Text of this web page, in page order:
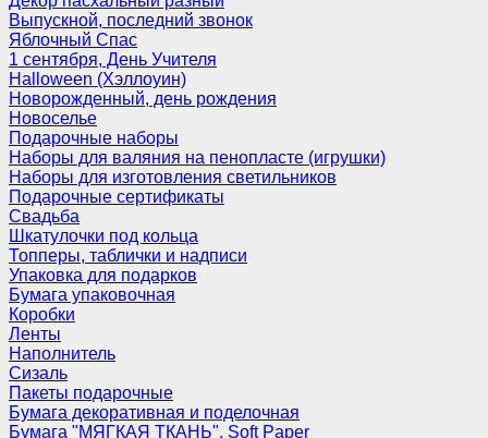
Выпускной, последний звонок
Яблочный Спас
1 сентября, День Учителя
Halloween (Хэллоуин)
Новорожденный, день рождения
Новоселье
Подарочные наборы
Наборы для валяния на пенопласте (игрушки)
Наборы для изготовления светильников
Подарочные сертификаты
Свадьба
Шкатулочки под кольца
Топперы, таблички и надписи
Упаковка для подарков
Бумага упаковочная
Коробки
Ленты
Наполнитель
Сизаль
Пакеты подарочные
Бумага декоративная и поделочная
Бумага "МЯГКАЯ ТКАНЬ", Soft Paper